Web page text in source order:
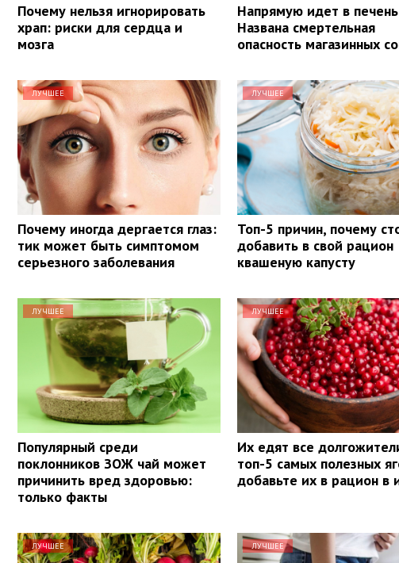
Почему нельзя игнорировать
храп: риски для сердца и
мозга
Напрямую идет в
Названа смертельная
опасность магазинных
ЛУЧШЕЕ
Почему иногда дергается глаз:
тик может быть симптомом
серьезного заболевания
ЛУЧШЕЕ
Топ-5 причин, почему
добавить в свой рацион
квашеную капусту
ЛУЧШЕЕ
Популярный среди
поклонников ЗОЖ чай может
причинить вред здоровью:
только факты
ЛУЧШЕЕ
Их едят все
топ-5 самых полезных
добавьте их в рацион в
ЛУЧШЕЕ ЛУЧШЕЕ